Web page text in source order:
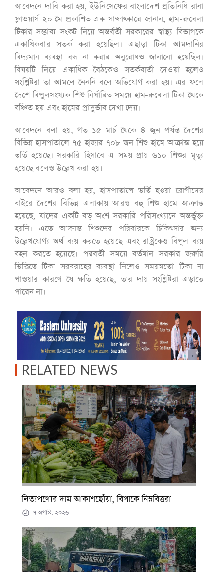
আবেদনে দাবি করা হয়, ইউনিসেফের বাংলাদেশ প্রতিনিধি রানা
ফ্লাওয়ার্স ২০ মে প্রকাশিত এক সাক্ষাৎকারে জানান, হাম-রুবেলা
টিকার সম্ভাব্য সংকট নিয়ে অন্তর্বর্তী সরকারের স্বাস্থ্য বিভাগকে
একাধিকবার সতর্ক করা হয়েছিল। এছাড়া টিকা আমদানির
বিদ্যমান ব্যবস্থা বন্ধ না করার অনুরোধও জানানো হয়েছিল।
বিষয়টি নিয়ে একাধিক বৈঠকেও সতর্কবার্তা দেওয়া হলেও
সংশ্লিষ্টরা তা আমলে নেননি বলে অভিযোগ করা হয়। এর ফলে
দেশে বিপুলসংখ্যক শিশু নির্ধারিত সময়ে হাম-রুবেলা টিকা থেকে
বঞ্চিত হয় এবং হামের প্রাদুর্ভাব দেখা দেয়।
আবেদনে বলা হয়, গত ১৫ মার্চ থেকে ৪ জুন পর্যন্ত দেশের
বিভিন্ন হাসপাতালে ৭৫ হাজার ৭০৮ জন শিশু হামে আক্রান্ত হয়ে
ভর্তি হয়েছে। সরকারি হিসাবে এ সময় প্রায় ৬১০ শিশুর মৃত্যু
হয়েছে বলেও উল্লেখ করা হয়।
আবেদনে আরও বলা হয়, হাসপাতালে ভর্তি হওয়া রোগীদের
বাইরে দেশের বিভিন্ন এলাকায় আরও বহু শিশু হামে আক্রান্ত
হয়েছে, যাদের একটি বড় অংশ সরকারি পরিসংখ্যানে অন্তর্ভুক্ত
হয়নি। এতে আক্রান্ত শিশুদের পরিবারকে চিকিৎসার জন্য
উল্লেখযোগ্য অর্থ ব্যয় করতে হয়েছে এবং রাষ্ট্রকেও বিপুল ব্যয়
বহন করতে হয়েছে। পরবর্তী সময়ে বর্তমান সরকার জরুরি
ভিত্তিতে টিকা সরবরাহের ব্যবস্থা নিলেও সময়মতো টিকা না
পাওয়ার কারণে যে ক্ষতি হয়েছে, তার দায় সংশ্লিষ্টরা এড়াতে
পারেন না।
RELATED NEWS
নিত্যপণ্যের দাম আকাশছোঁয়া, বিপাকে নিম্নবিত্তরা
৭ অগাস্ট, ২০২৬